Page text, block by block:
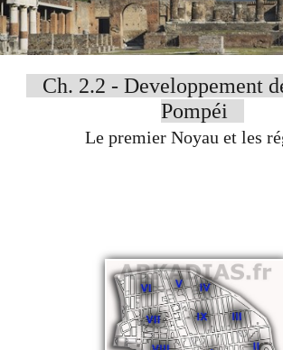
Herculanum▼
Quotidien..
Ch. 2.2 - Developpement
Pompéi
Le premier Noyau et les